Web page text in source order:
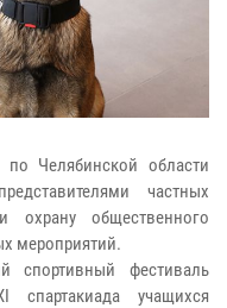
по Челябинской области
частных
охрану общественного
мероприятий.
спортивный фестиваль
учащихся